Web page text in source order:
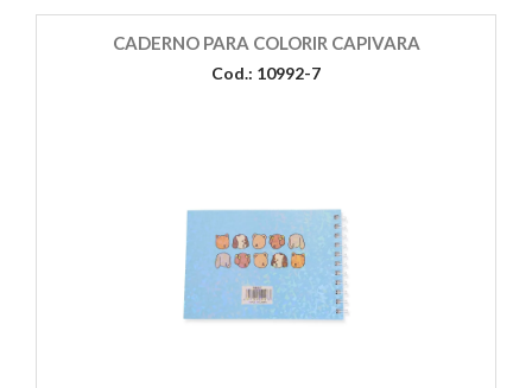
CADERNO PARA COLORIR CAPIVARA
Cod.: 10992-7